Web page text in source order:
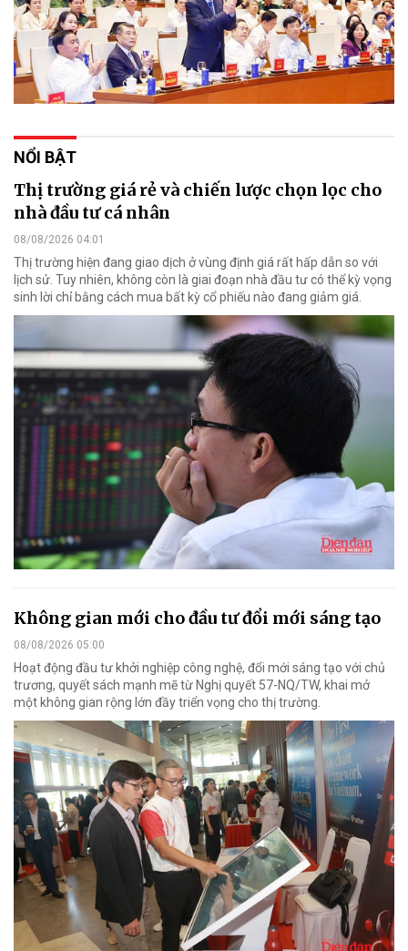
NỔI BẬT
Thị trường giá rẻ và chiến lược chọn lọc cho
nhà đầu tư cá nhân
08/08/2026 04:01
Thị trường hiện đang giao dịch ở vùng định giá rất hấp dẫn so với
lịch sử. Tuy nhiên, không còn là giai đoạn nhà đầu tư có thể kỳ vọng
sinh lời chỉ bằng cách mua bất kỳ cổ phiếu nào đang giảm giá.
Không gian mới cho đầu tư đổi mới sáng tạo
08/08/2026 05:00
Hoạt động đầu tư khởi nghiệp công nghệ, đổi mới sáng tạo với chủ
trương, quyết sách mạnh mẽ từ Nghị quyết 57-NQ/TW, khai mở
một không gian rộng lớn đầy triển vọng cho thị trường.